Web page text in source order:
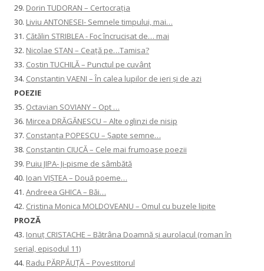
29. Dorin TUDORAN – Certocrația
30. Liviu ANTONESEI- Semnele timpului, mai…
31. Cătălin STRIBLEA - Foc încrucișat de… mai
32. Nicolae STAN – Ceață pe…Tamisa?
33. Costin TUCHILĂ – Punctul pe cuvânt
34. Constantin VAENI – În calea lupilor de ieri și de azi
POEZIE
35. Octavian SOVIANY – Opt …
36. Mircea DRĂGĂNESCU – Alte oglinzi de nisip
37. Constanţa POPESCU – Șapte semne…
38. Constantin CIUCĂ – Cele mai frumoase poezii
39. Puiu JIPA- Ji-pisme de sâmbătă
40. Ioan VIȘTEA – Două poeme…
41. Andreea GHICA – Băi…
42. Cristina Monica MOLDOVEANU – Omul cu buzele lipite
PROZĂ
43. Ionuţ CRISTACHE – Bătrâna Doamnă și aurolacul (roman în
serial, episodul 11)
44. Radu PĂRPĂUȚĂ – Povestitorul